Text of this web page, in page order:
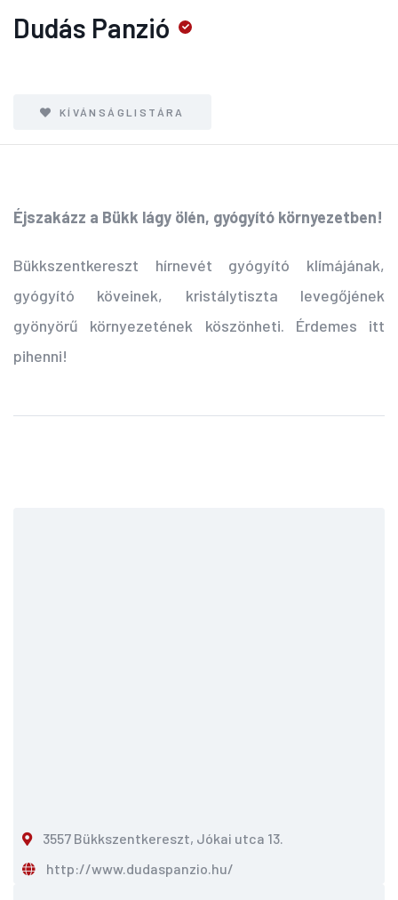
Dudás Panzió
KÍVÁNSÁGLISTÁRA
Éjszakázz a Bükk lágy ölén, gyógyító környezetben!
Bükkszentkereszt hírnevét gyógyító klímájának,
gyógyító köveinek, kristálytiszta levegőjének
gyönyörű környezetének köszönheti. Érdemes itt
pihenni!
3557 Bükkszentkereszt, Jókai utca 13.
http://www.dudaspanzio.hu/